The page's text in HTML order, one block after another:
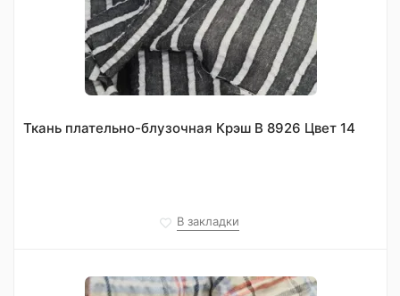
Ткань плательно-блузочная Крэш В 8926 Цвет 14
В закладки